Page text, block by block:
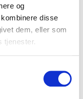
og
disse
dem, eller som
tjenester.
at finde i mængden!
eller til skoleturen.
rygsæk. Den er
så anbefaler vi